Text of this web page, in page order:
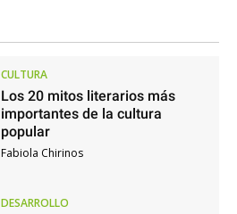
CULTURA
Los 20 mitos literarios más
importantes de la cultura
popular
Fabiola Chirinos
DESARROLLO